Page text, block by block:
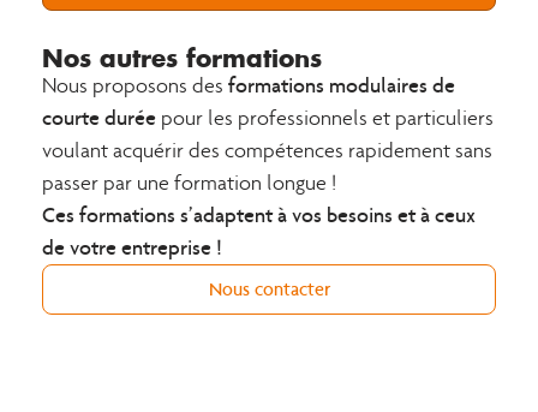
Nos autres formations
Nous proposons des formations modulaires de
courte durée pour les professionnels et particuliers
voulant acquérir des compétences rapidement sans
passer par une formation longue !
Ces formations s’adaptent à vos besoins et à ceux
de votre entreprise !
Nous contacter